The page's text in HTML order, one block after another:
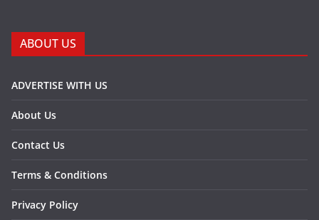
ABOUT US
ADVERTISE WITH US
About Us
Contact Us
Terms & Conditions
Privacy Policy